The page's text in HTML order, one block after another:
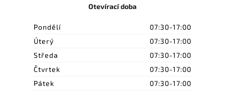
Otevírací doba
Pondělí
07:30-17:00
Úterý
07:30-17:00
Středa
07:30-17:00
Čtvrtek
07:30-17:00
Pátek
07:30-17:00